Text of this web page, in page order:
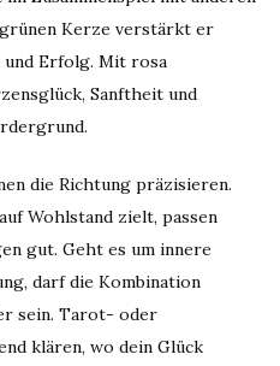
Kerze verstärkt er
und Erfolg. Mit rosa
Sanftheit und
die Richtung präzisieren.
Wohlstand zielt, passen
gut. Geht es um innere
darf die Kombination
sein. Tarot- oder
klären, wo dein Glück